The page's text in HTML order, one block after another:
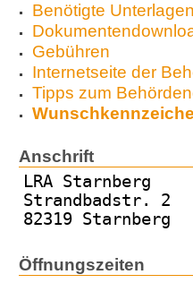
Benötigte Unterlagen
Gebühren
Internetseite der
Tipps zum
Anschrift
LRA Starnberg
Strandbadstr. 2
82319 Starnberg
Öffnungszeiten